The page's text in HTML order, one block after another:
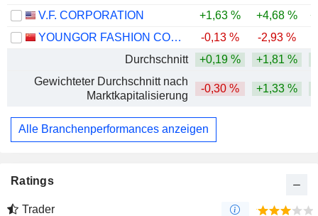
V.F. CORPORATION
+1,63 % +4,68 %
YOUNGOR FASHION CO., LTD.
-0,13 % -2,93 %
Durchschnitt
+0,19 % +1,81 %
Gewichteter Durchschnitt nach
Marktkapitalisierung
-0,30 % +1,33 %
Alle Branchenperformances anzeigen
Ratings
Trader